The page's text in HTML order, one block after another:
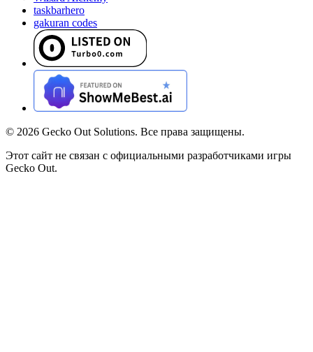
taskbarhero
gakuran codes
© 2026 Gecko Out Solutions. Все права защищены.
Этот сайт не связан с официальными разработчиками игры
Gecko Out.